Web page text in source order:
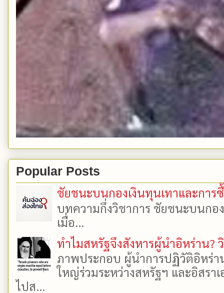
Popular Posts
ชัยชนะบนกองเงินทุนเทาและการ
บทความกึ่งวิชาการ ชัยชนะบนกอ
เมื่อ...
ทำไมสหรัฐจึงสังหารผู้นำอิหร่าน?
ภาพประกอบ ผู้นำการปฏิวัติอิหร่า
ใหญ่ร่วมระหว่างสหรัฐฯ และอิสรา
ไปส...